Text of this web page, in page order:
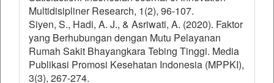
Multidisipliner Research, 1(2), 96-107.
Siyen, S., Hadi, A. J., & Asriwati, A. (2020). Faktor
yang Berhubungan dengan Mutu Pelayanan
Rumah Sakit Bhayangkara Tebing Tinggi. Media
Publikasi Promosi Kesehatan Indonesia (MPPKI),
3(3), 267-274.